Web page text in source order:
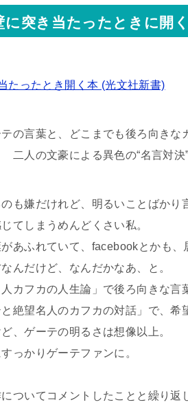
突き当たったときに開
たったとき開く本 (光文社新書)
の言葉と、どこまでも後ろ向き
二人の文豪による異色の“名言対決”
も嫌だけれど、明るいことばかり
てしまうめんどくさい私。
あふれていて、facebookとかも
んだけど、なんだかなあ、と。
カフカの人生論」で後ろ向きな言
絶望名人のカフカの対話」で、希
、ゲーテの明るさは想像以上。
っかりゲーテファンに。
ついてコメントしたことと繰り返